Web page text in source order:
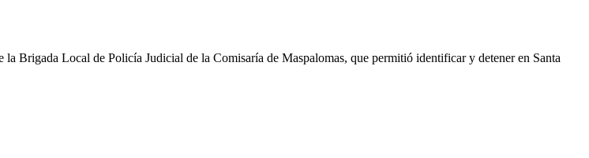
Brigada Local de Policía Judicial de la Comisaría de Maspalomas, que permitió identificar y detener en Santa